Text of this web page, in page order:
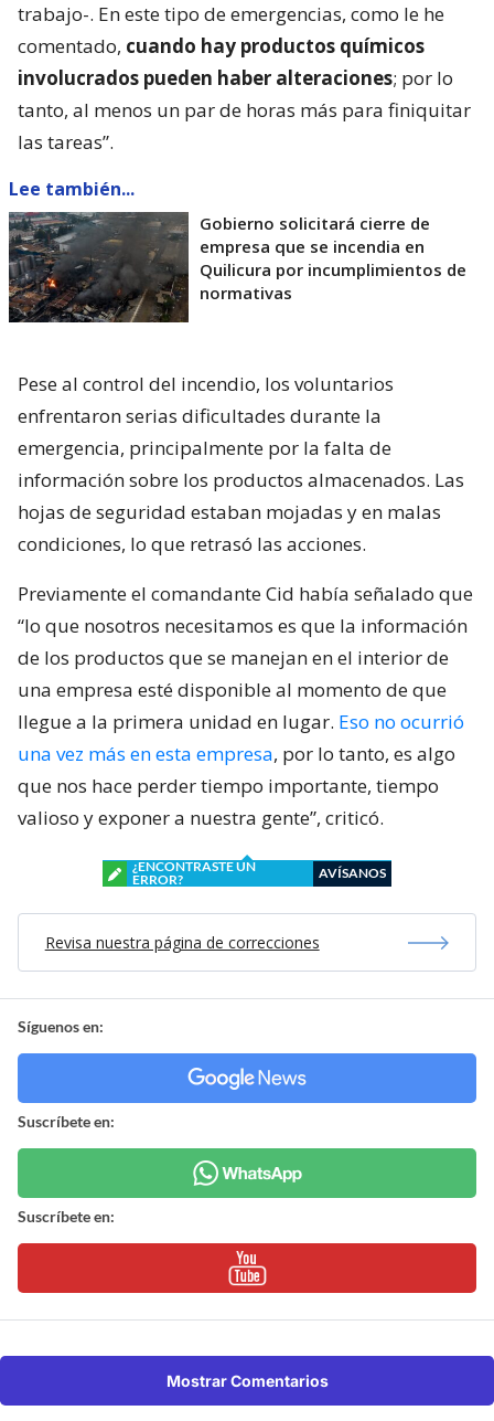
trabajo-. En este tipo de emergencias, como le he
comentado, cuando hay productos químicos
involucrados pueden haber alteraciones; por lo
tanto, al menos un par de horas más para finiquitar
las tareas”.
Lee también...
Gobierno solicitará cierre de
empresa que se incendia en
Quilicura por incumplimientos de
normativas
Pese al control del incendio, los voluntarios
enfrentaron serias dificultades durante la
emergencia, principalmente por la falta de
información sobre los productos almacenados. Las
hojas de seguridad estaban mojadas y en malas
condiciones, lo que retrasó las acciones.
Previamente el comandante Cid había señalado que
“lo que nosotros necesitamos es que la información
de los productos que se manejan en el interior de
una empresa esté disponible al momento de que
llegue a la primera unidad en lugar. Eso no ocurrió
una vez más en esta empresa, por lo tanto, es algo
que nos hace perder tiempo importante, tiempo
valioso y exponer a nuestra gente”, criticó.
¿ENCONTRASTE UN
ERROR?
AVÍSANOS
Revisa nuestra página de correcciones
Síguenos en:
Suscríbete en:
Suscríbete en:
Mostrar Comentarios